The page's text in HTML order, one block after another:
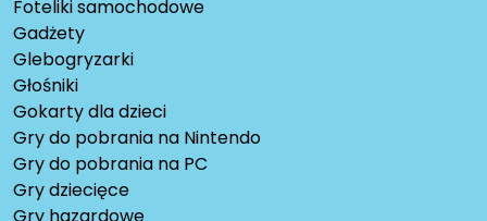
Foteliki samochodowe
Gadżety
Glebogryzarki
Głośniki
Gokarty dla dzieci
Gry do pobrania na Nintendo
Gry do pobrania na PC
Gry dziecięce